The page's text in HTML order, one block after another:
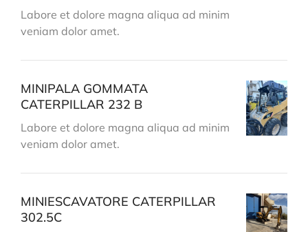
Labore et dolore magna aliqua ad minim
veniam dolor amet.
MINIPALA GOMMATA
CATERPILLAR 232 B
Labore et dolore magna aliqua ad minim
veniam dolor amet.
MINIESCAVATORE CATERPILLAR
302.5C